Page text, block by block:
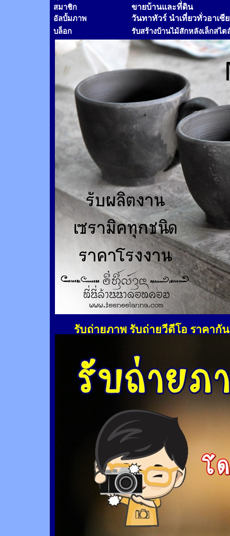
สมาชิก ขายบ้านและที่ดิน
อัลบั้มภาพ วันทาทัวร์ นำเที่ยวทั่วอาเซี
บล็อก รับสร้างบ้านไม้สักหลังเล็กสไต
รับถ่ายภาพ รับถ่ายวีดีโอ ราคากั